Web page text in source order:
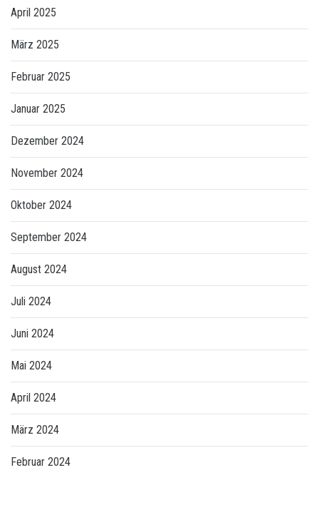
April 2025
März 2025
Februar 2025
Januar 2025
Dezember 2024
November 2024
Oktober 2024
September 2024
August 2024
Juli 2024
Juni 2024
Mai 2024
April 2024
März 2024
Februar 2024